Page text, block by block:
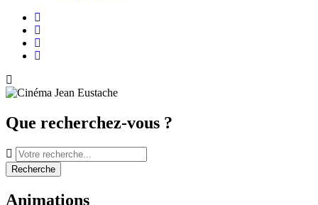
Que recherchez-vous ?
Recherche
Animations